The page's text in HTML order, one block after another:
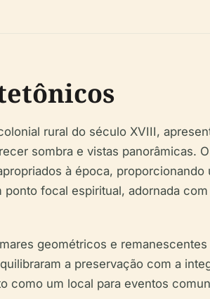
rural do século XVIII,
sombra e vistas panorâmicas.
à época,
focal espiritual, adornada
geométricos e
a preservação com a
como um local para eventos